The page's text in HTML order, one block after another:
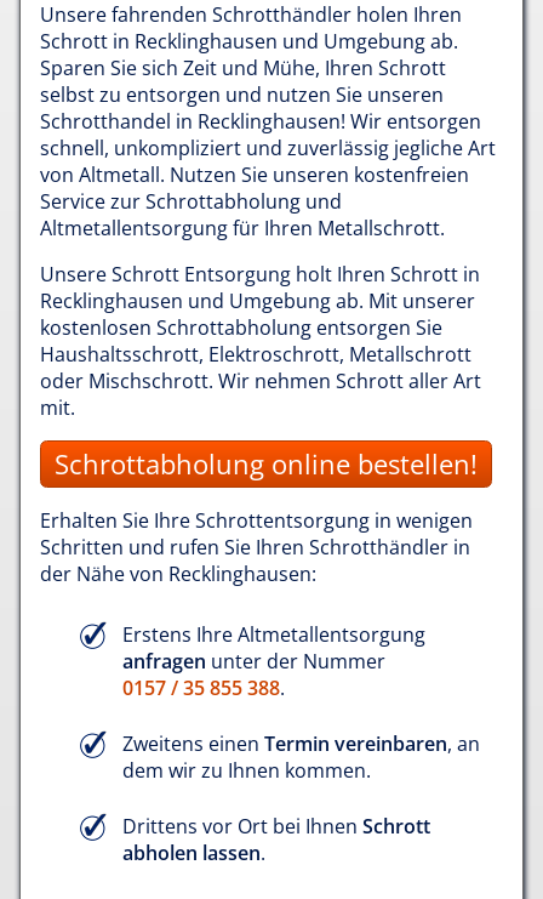
Unsere fahrenden Schrotthändler holen Ihren
Schrott in Recklinghausen und Umgebung ab.
Sparen Sie sich Zeit und Mühe, Ihren Schrott
selbst zu entsorgen und nutzen Sie unseren
Schrotthandel in Recklinghausen! Wir entsorgen
schnell, unkompliziert und zuverlässig jegliche Art
von Altmetall. Nutzen Sie unseren kostenfreien
Service zur Schrottabholung und
Altmetallentsorgung für Ihren Metallschrott.
Unsere Schrott Entsorgung holt Ihren Schrott in
Recklinghausen und Umgebung ab. Mit unserer
kostenlosen Schrottabholung entsorgen Sie
Haushaltsschrott, Elektroschrott, Metallschrott
oder Mischschrott. Wir nehmen Schrott aller Art
mit.
Schrottabholung online bestellen!
Erhalten Sie Ihre Schrottentsorgung in wenigen
Schritten und rufen Sie Ihren Schrotthändler in
der Nähe von Recklinghausen:
Erstens Ihre Altmetallentsorgung
anfragen unter der Nummer
0157 / 35 855 388.
Zweitens einen Termin vereinbaren, an
dem wir zu Ihnen kommen.
Drittens vor Ort bei Ihnen Schrott
abholen lassen.